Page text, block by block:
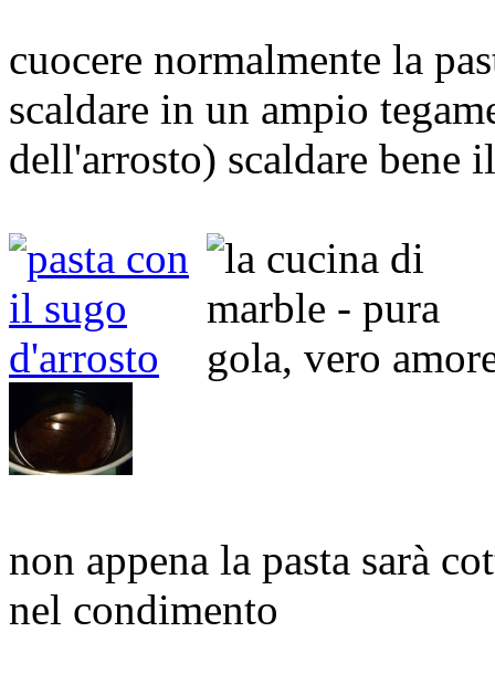
cuocere normalmente la
scaldare in un ampio
dell'arrosto) scaldare bene
non appena la pasta sarà
nel condimento